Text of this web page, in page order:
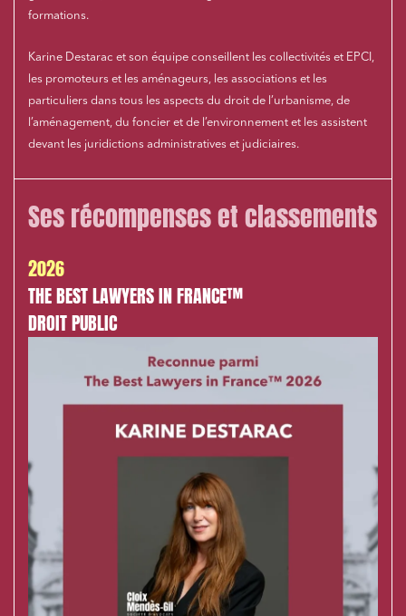
formations.
Karine Destarac et son équipe conseillent les collectivités et EPCI,
les promoteurs et les aménageurs, les associations et les
particuliers dans tous les aspects du droit de l’urbanisme, de
l’aménagement, du foncier et de l’environnement et les assistent
devant les juridictions administratives et judiciaires.
Ses récompenses et classements
2026
THE BEST LAWYERS IN FRANCE™
DROIT PUBLIC